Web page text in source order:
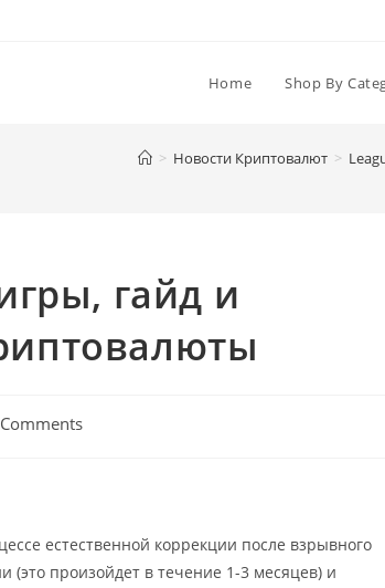
Home Shop By
> Новости Криптовалют >
гайд и
естественной коррекции после взрывного
(это произойдет в течение 1-3 месяцев) и